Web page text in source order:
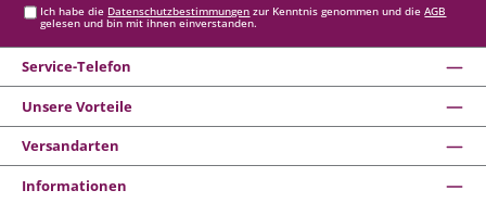
Ich habe die Datenschutzbestimmungen zur Kenntnis genommen und dieAGB
gelesen und bin mit ihnen einverstanden.
Service-Telefon
Unsere Vorteile
Versandarten
Informationen